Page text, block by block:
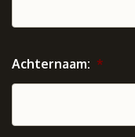
Achternaam: *